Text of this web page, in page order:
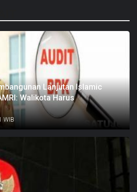
Lanjutan Islamic
Walikota Harus
WIB